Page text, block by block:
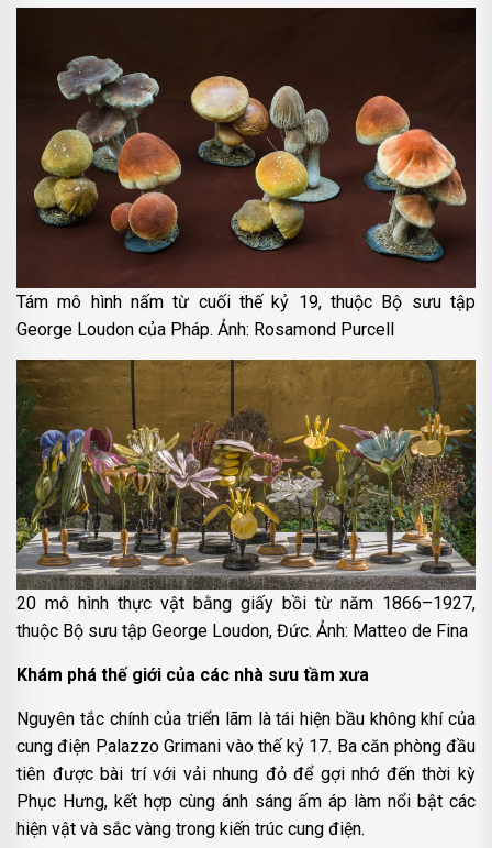
Tám mô hình nấm từ cuối thế kỷ 19, thuộc Bộ sưu tập
George Loudon của Pháp. Ảnh: Rosamond Purcell
20 mô hình thực vật bằng giấy bồi từ năm 1866–1927,
thuộc Bộ sưu tập George Loudon, Đức. Ảnh: Matteo de Fina
Khám phá thế giới của các nhà sưu tầm xưa
Nguyên tắc chính của triển lãm là tái hiện bầu không khí của
cung điện Palazzo Grimani vào thế kỷ 17. Ba căn phòng đầu
tiên được bài trí với vải nhung đỏ để gợi nhớ đến thời kỳ
Phục Hưng, kết hợp cùng ánh sáng ấm áp làm nổi bật các
hiện vật và sắc vàng trong kiến trúc cung điện.